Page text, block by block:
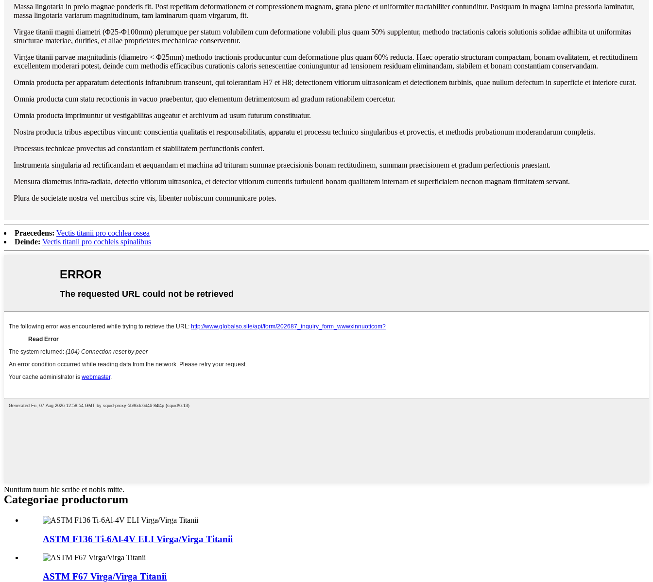
Massa lingotaria in prelo magnae ponderis fit. Post repetitam deformationem et compressionem magnam, grana plene et uniformiter tractabiliter contunditur. Postquam in magna lamina pressoria laminatur,
massa lingotaria variarum magnitudinum, tam laminarum quam virgarum, fit.
Virgae titanii magni diametri (Φ25-Φ100mm) plerumque per statum volubilem cum deformatione volubili plus quam 50% supplentur, methodo tractationis caloris solutionis solidae adhibita ut uniformitas
structurae materiae, durities, et aliae proprietates mechanicae conserventur.
Virgae titanii parvae magnitudinis (diametro < Φ25mm) methodo tractionis producuntur cum deformatione plus quam 60% reducta. Haec operatio structuram compactam, bonam ovalitatem, et rectitudinem
excellentem moderari potest, deinde cum methodis efficacibus curationis caloris senescentiae coniunguntur ad tensionem residuam eliminandam, stabilem et bonam constantiam conservandam.
Omnia producta per apparatum detectionis infrarubrum transeunt, qui tolerantiam H7 et H8; detectionem vitiorum ultrasonicam et detectionem turbinis, quae nullum defectum in superficie et interiore curat.
Omnia producta cum statu recoctionis in vacuo praebentur, quo elementum detrimentosum ad gradum rationabilem coercetur.
Omnia producta imprimuntur ut vestigabilitas augeatur et archivum ad usum futurum constituatur.
Nostra producta tribus aspectibus vincunt: conscientia qualitatis et responsabilitatis, apparatu et processu technico singularibus et provectis, et methodis probationum moderandarum completis.
Processus technicae provectus ad constantiam et stabilitatem perfunctionis confert.
Instrumenta singularia ad rectificandam et aequandam et machina ad trituram summae praecisionis bonam rectitudinem, summam praecisionem et gradum perfectionis praestant.
Mensura diametrus infra-radiata, detectio vitiorum ultrasonica, et detector vitiorum currentis turbulenti bonam qualitatem internam et superficialem necnon magnam firmitatem servant.
Plura de societate nostra vel mercibus scire vis, libenter nobiscum communicare potes.
Praecedens: Vectis titanii pro cochlea ossea
Deinde: Vectis titanii pro cochleis spinalibus
Nuntium tuum hic scribe et nobis mitte.
Categoriae productorum
ASTM F136 Ti-6Al-4V ELI Virga/Virga Titanii
ASTM F67 Virga/Virga Titanii